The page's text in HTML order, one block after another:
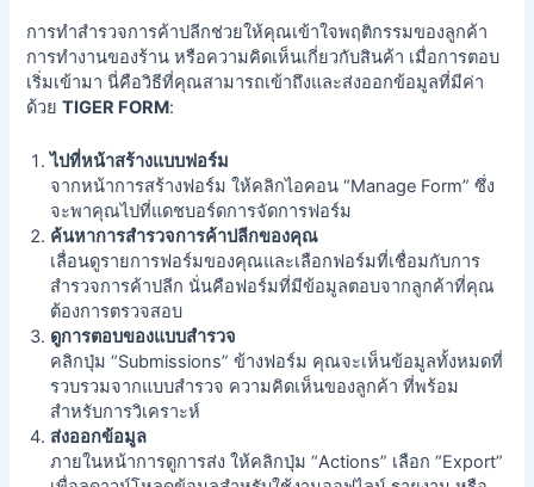
การทำสำรวจการค้าปลีกช่วยให้คุณเข้าใจพฤติกรรมของลูกค้า
การทำงานของร้าน หรือความคิดเห็นเกี่ยวกับสินค้า เมื่อการตอบ
เริ่มเข้ามา นี่คือวิธีที่คุณสามารถเข้าถึงและส่งออกข้อมูลที่มีค่า
ด้วยTIGER FORM:
ไปที่หน้าสร้างแบบฟอร์ม
จากหน้าการสร้างฟอร์ม ให้คลิกไอคอน “Manage Form” ซึ่ง
จะพาคุณไปที่แดชบอร์ดการจัดการฟอร์ม
ค้นหาการสำรวจการค้าปลีกของคุณ
เลื่อนดูรายการฟอร์มของคุณและเลือกฟอร์มที่เชื่อมกับการ
สำรวจการค้าปลีก นั่นคือฟอร์มที่มีข้อมูลตอบจากลูกค้าที่คุณ
ต้องการตรวจสอบ
ดูการตอบของแบบสำรวจ
คลิกปุ่ม “Submissions” ข้างฟอร์ม คุณจะเห็นข้อมูลทั้งหมดที่
รวบรวมจากแบบสำรวจ ความคิดเห็นของลูกค้า ที่พร้อม
สำหรับการวิเคราะห์
ส่งออกข้อมูล
ภายในหน้าการดูการส่ง ให้คลิกปุ่ม “Actions” เลือก “Export”